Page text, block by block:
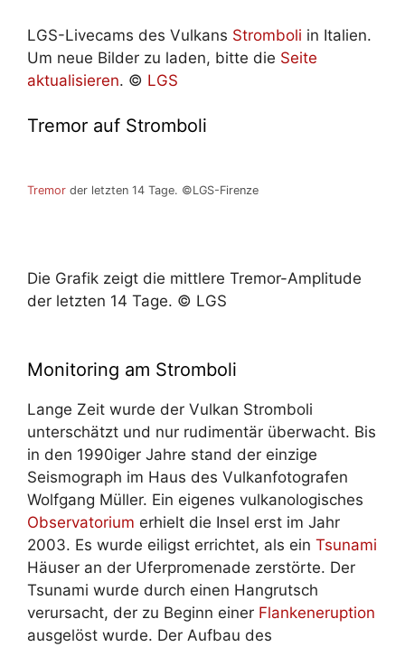
LGS-Livecams des Vulkans Stromboli in Italien.
Um neue Bilder zu laden, bitte die Seite
aktualisieren. © LGS
Tremor auf Stromboli
Tremor der letzten 14 Tage. ©LGS-Firenze
Die Grafik zeigt die mittlere Tremor-Amplitude
der letzten 14 Tage. © LGS
Monitoring am Stromboli
Lange Zeit wurde der Vulkan Stromboli
unterschätzt und nur rudimentär überwacht. Bis
in den 1990iger Jahre stand der einzige
Seismograph im Haus des Vulkanfotografen
Wolfgang Müller. Ein eigenes vulkanologisches
Observatorium erhielt die Insel erst im Jahr
2003. Es wurde eiligst errichtet, als ein Tsunami
Häuser an der Uferpromenade zerstörte. Der
Tsunami wurde durch einen Hangrutsch
verursacht, der zu Beginn einer Flankeneruption
ausgelöst wurde. Der Aufbau des